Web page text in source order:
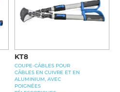
KT8
COUPE-CÂBLES POUR
CÂBLES EN CUIVRE ET EN
ALUMINIUM, AVEC
POIGNÉES